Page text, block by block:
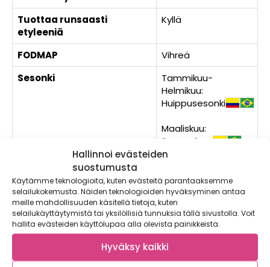
Hallinnoi evästeiden
suostumusta
Käytämme teknologioita, kuten evästeitä parantaaksemme
selailukokemusta. Näiden teknologioiden hyväksyminen antaa
meille mahdollisuuden käsitellä tietoja, kuten
selailukäyttäytymistä tai yksilöllisiä tunnuksia tällä sivustolla. Voit
hallita evästeiden käyttölupaa alla olevista painikkeista.
Hyväksy kaikki
Tuottaa runsaasti
etyleeniä
Kyllä
FODMAP
Vihreä
Sesonki
Tammikuu-
Helmikuu:
Huippusesonki
Maaliskuu:
Sesongissa
Sesongissa
Herkkävatsaisen ruokavaliossa kiinnitetään huomiota
FODMAP-hiilihydraatteihin. Lyhenne FODMAP tulee sanoista
fermentoituvat oligosakkaridit, disakkaridit, monosakkaridit
ja polyolit. Nämä ovat imeytymättömiä hiilihydraatteja, joita
loytyy myös monista vihanneksista, hedelmistä ja